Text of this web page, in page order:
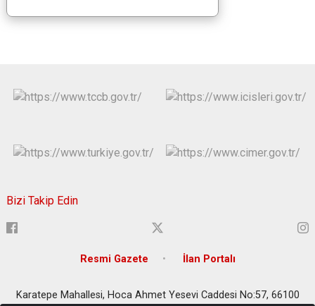
Bizi Takip Edin
Resmi Gazete İlan Portalı
Karatepe Mahallesi, Hoca Ahmet Yesevi Caddesi No:57, 66100